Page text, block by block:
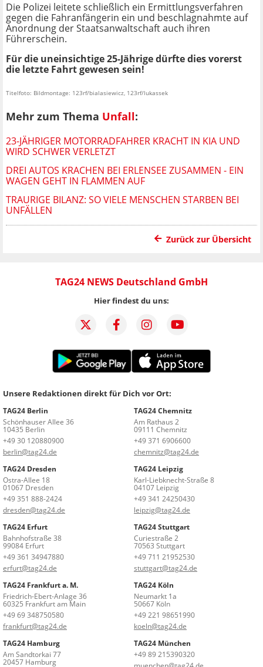
Die Polizei leitete schließlich ein Ermittlungsverfahren
gegen die Fahranfängerin ein und beschlagnahmte auf
Anordnung der Staatsanwaltschaft auch ihren
Führerschein.
Für die uneinsichtige 25-Jährige dürfte dies vorerst
die letzte Fahrt gewesen sein!
Titelfoto: Bildmontage: 123rf/bialasiewicz, 123rf/lukassek
Mehr zum Thema Unfall:
23-JÄHRIGER MOTORRADFAHRER KRACHT IN KIA UND
WIRD SCHWER VERLETZT
DREI AUTOS KRACHEN BEI ERLENSEE ZUSAMMEN - EIN
WAGEN GEHT IN FLAMMEN AUF
TRAURIGE BILANZ: SO VIELE MENSCHEN STARBEN BEI
UNFÄLLEN
Zurück zur Übersicht
TAG24 NEWS Deutschland GmbH
Hier findest du uns:
Unsere Redaktionen direkt für Dich vor Ort:
TAG24 Berlin
Schönhauser Allee 36
10435 Berlin
+49 30 120880900
berlin@tag24.de
TAG24 Chemnitz
Am Rathaus 2
09111 Chemnitz
+49 371 6906600
chemnitz@tag24.de
TAG24 Dresden
Ostra-Allee 18
01067 Dresden
+49 351 888-2424
dresden@tag24.de
TAG24 Leipzig
Karl-Liebknecht-Straße 8
04107 Leipzig
+49 341 24250430
leipzig@tag24.de
TAG24 Erfurt
Bahnhofstraße 38
99084 Erfurt
+49 361 34947880
erfurt@tag24.de
TAG24 Stuttgart
Curiestraße 2
70563 Stuttgart
+49 711 21952530
stuttgart@tag24.de
TAG24 Frankfurt a. M.
Friedrich-Ebert-Anlage 36
60325 Frankfurt am Main
+49 69 348750580
frankfurt@tag24.de
TAG24 Köln
Neumarkt 1a
50667 Köln
+49 221 98651990
koeln@tag24.de
TAG24 Hamburg
Am Sandtorkai 77
20457 Hamburg
TAG24 München
+49 89 215390320